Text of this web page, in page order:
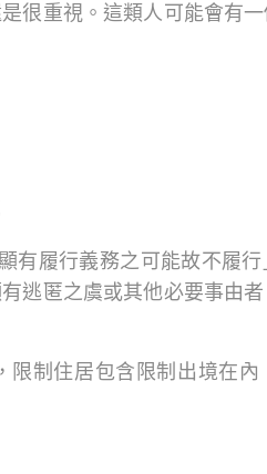
很重視。這類人可能會有
有履行義務之可能故不履
逃匿之虞或其他必要事由
制住居包含限制出境在